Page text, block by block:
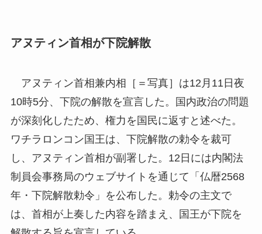
アヌティン首相が下院解散
アヌティン首相兼内相［＝写真］は12月11日夜
10時5分、下院の解散を宣言した。国内政治の問題
が深刻化したため、権力を国民に返すと述べた。
ワチラロンコン国王は、下院解散の勅令を裁可
し、アヌティン首相が副署した。12日には内閣法
制員会事務局のウェブサイトを通じて「仏暦2568
年・下院解散勅令」を公布した。勅令の主文で
は、首相が上奏した内容を踏まえ、国王が下院を